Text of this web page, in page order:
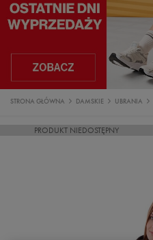
STRONA GŁÓWNA DAMSKIE UBRANIA
PRODUKT NIEDOSTĘPNY